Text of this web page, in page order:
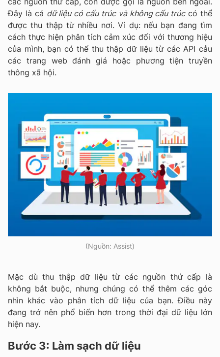
Đây là cả dữ liệu có cấu trúc và không cấu trúccó thể
được thu thập từ nhiều nơi. Ví dụ: nếu bạn đang tìm
cách thực hiện phân tích cảm xúc đối với thương hiệu
của mình, bạn có thể thu thập dữ liệu từ các API cảu
các trang web đánh giá hoặc phương tiện truyền
thông xã hội.
(Nguồn: Assist)
Mặc dù thu thập dữ liệu từ các nguồn thứ cấp là
không bắt buộc, nhưng chúng có thể thêm các góc
nhìn khác vào phân tích dữ liệu của bạn. Điều này
đang trở nên phổ biến hơn trong thời đại dữ liệu lớn
hiện nay.
Bước 3: Làm sạch dữ liệu